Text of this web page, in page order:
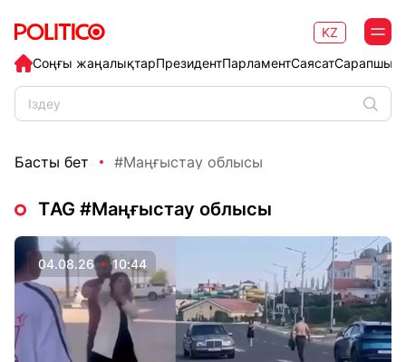
Соңғы жаңалықтарПрезидентПарламентСаясат
KZ
Басты бет #Маңғыстау облысы
ТAG #Маңғыстау облысы
04.08.26 10:44